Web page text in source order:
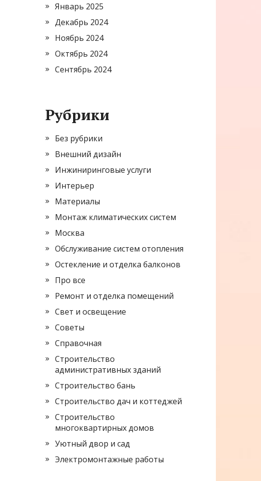
Январь 2025
Декабрь 2024
Ноябрь 2024
Октябрь 2024
Сентябрь 2024
Рубрики
Без рубрики
Внешний дизайн
Инжиниринговые услуги
Интерьер
Материалы
Монтаж климатических систем
Москва
Обслуживание систем отопления
Остекление и отделка балконов
Про все
Ремонт и отделка помещений
Свет и освещение
Советы
Справочная
Строительство
административных зданий
Строительство бань
Строительство дач и коттеджей
Строительство
многоквартирных домов
Уютный двор и сад
Электромонтажные работы